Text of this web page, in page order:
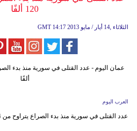
120 ألفًا
GMT 14:17 2013 الثلاثاء ,14 أيار / مايو
العرب اليوم
عدد القتلى في سورية منذ بدء الصراع يتراوح من 94 إلى 120 ألفًا